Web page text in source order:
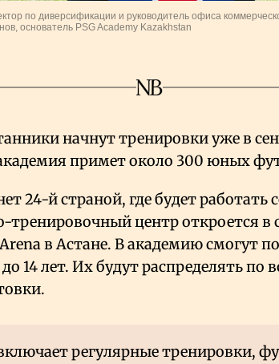
по диверсификации и руководитель офиса
основатель PSG Academy Kazakhstan
начнут тренировки уже в
примет около 300 юных
24-й страной, где будет работать
тренировочный центр откроется в
в Астане. В академию смогут
14 лет. Их будут распределять по
регулярные тренировки,